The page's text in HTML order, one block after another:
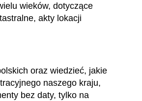
wieków, dotyczące
akty lokacji
oraz wiedzieć, jakie
naszego kraju,
bez daty, tylko na